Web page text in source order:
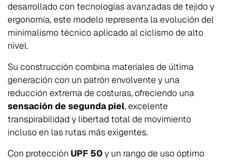
desarrollado con tecnologías avanzadas de tejido y
ergonomía, este modelo representa la evolución del
minimalismo técnico aplicado al ciclismo de alto
nivel.
Su construcción combina materiales de última
generación con un patrón envolvente y una
reducción extrema de costuras, ofreciendo una
sensación de segunda piel, excelente
transpirabilidad y libertad total de movimiento
incluso en las rutas más exigentes.
Con protección UPF 50y un rango de uso óptimo